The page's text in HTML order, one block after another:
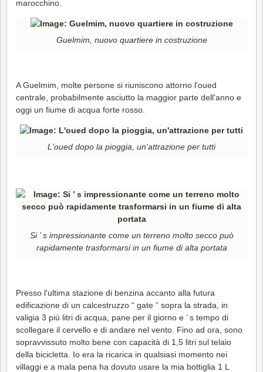
marocchino.
Guelmim, nuovo quartiere in costruzione
A Guelmim, molte persone si riuniscono attorno l'oued
centrale, probabilmente asciutto la maggior parte dell'anno e
oggi un fiume di acqua forte rosso.
L'oued dopo la pioggia, un'attrazione per tutti
Si ’ s impressionante come un terreno molto secco può
rapidamente trasformarsi in un fiume di alta portata
Presso l'ultima stazione di benzina accanto alla futura
edificazione di un calcestruzzo “ gate ” sopra la strada, in
valigia 3 più litri di acqua, pane per il giorno e ’ s tempo di
scollegare il cervello e di andare nel vento. Fino ad ora, sono
sopravvissuto molto bene con capacità di 1,5 litri sul telaio
della bicicletta. Io era la ricarica in qualsiasi momento nei
villaggi e a mala pena ha dovuto usare la mia bottiglia 1 L